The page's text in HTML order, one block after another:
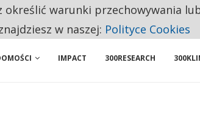
NA LIŚCIE SĄ DWA PODMIOTY Z POLSKI
IMPACT 300RESEARCH
określić warunki przechowywania
w naszej: Polityce Cookies